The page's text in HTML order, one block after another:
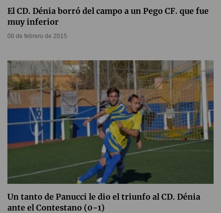
El CD. Dénia borró del campo a un Pego CF. que fue
muy inferior
08 de febrero de 2015
Un tanto de Panucci le dio el triunfo al CD. Dénia
ante el Contestano (0-1)